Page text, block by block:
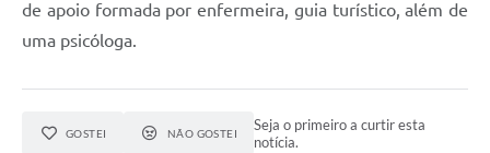
Participe mais
Telefones Úteis
de apoio formada por enfermeira, guia turístico, além de
uma psicóloga.
GOSTEI NÃO GOSTEI
Seja o primeiro a curtir esta
notícia.